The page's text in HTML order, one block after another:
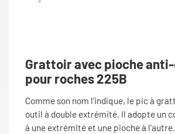
Grattoir avec pioche
pour roches 225B
Comme son nom l'indique, le pic à
outil à double extrémité. Il adopte un
à une extrémité et une pioche à